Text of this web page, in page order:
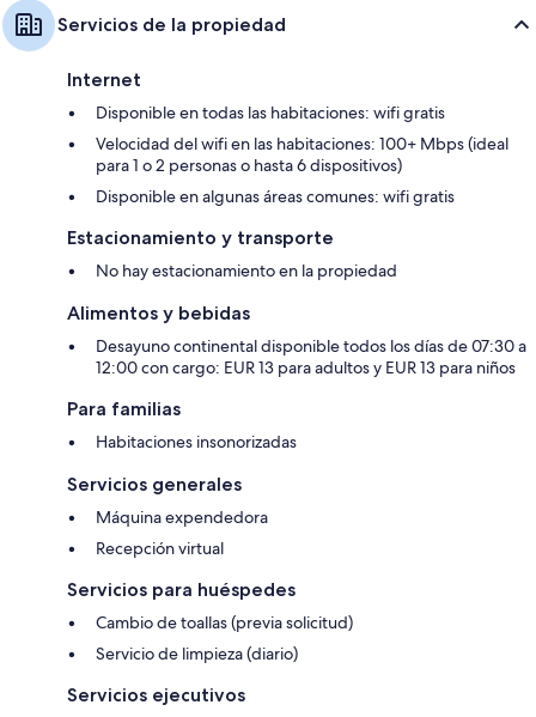
Servicios de la propiedad
Internet
Disponible en todas las habitaciones: wifi gratis
Velocidad del wifi en las habitaciones: 100+ Mbps (ideal
para 1 o 2 personas o hasta 6 dispositivos)
Disponible en algunas áreas comunes: wifi gratis
Estacionamiento y transporte
No hay estacionamiento en la propiedad
Alimentos y bebidas
Desayuno continental disponible todos los días de 07:30 a
12:00 con cargo: EUR 13 para adultos y EUR 13 para niños
Para familias
Habitaciones insonorizadas
Servicios generales
Máquina expendedora
Recepción virtual
Servicios para huéspedes
Cambio de toallas (previa solicitud)
Servicio de limpieza (diario)
Servicios ejecutivos